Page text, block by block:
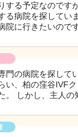
する予定なのです
る病院を探してい
院に行きたいので
門の病院を探して
い、柏の窪谷IVF
。 しかし、主人の